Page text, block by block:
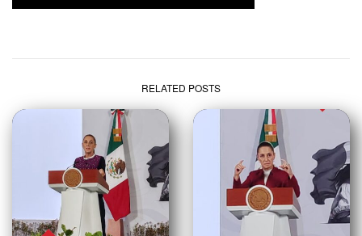
RELATED POSTS